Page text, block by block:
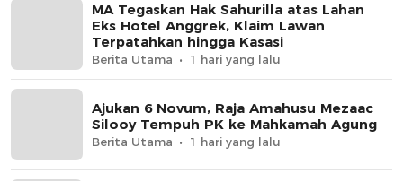
MA Tegaskan Hak Sahurilla atas Lahan
Eks Hotel Anggrek, Klaim Lawan
Terpatahkan hingga Kasasi
Berita Utama 1 hari yang lalu
Ajukan 6 Novum, Raja Amahusu Mezaac
Silooy Tempuh PK ke Mahkamah Agung
Berita Utama 1 hari yang lalu